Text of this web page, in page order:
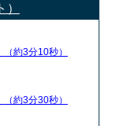
（約3分10秒）
（約3分30秒）